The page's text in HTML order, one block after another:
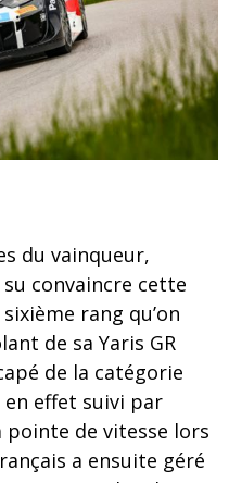
du vainqueur,
convaincre cette
rang qu’on
de sa Yaris GR
de la catégorie
effet suivi par
pointe de vitesse lors
a ensuite géré